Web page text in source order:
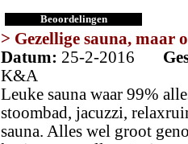
Beoordelingen
> Gezellige sauna, maar
Datum: 25-2-2016
K&A
Leuke sauna waar 99%
stoombad, jacuzzi,
sauna. Alles wel groot